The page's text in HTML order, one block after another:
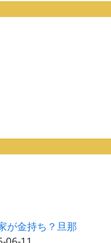
が金持ち？旦那